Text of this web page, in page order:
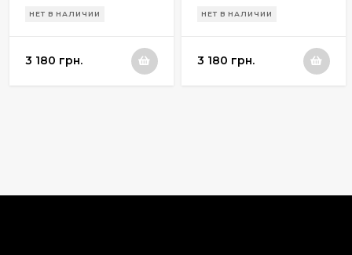
НЕТ В НАЛИЧИИ
3 180 грн.
НЕТ В НАЛИЧИИ
3 180 грн.